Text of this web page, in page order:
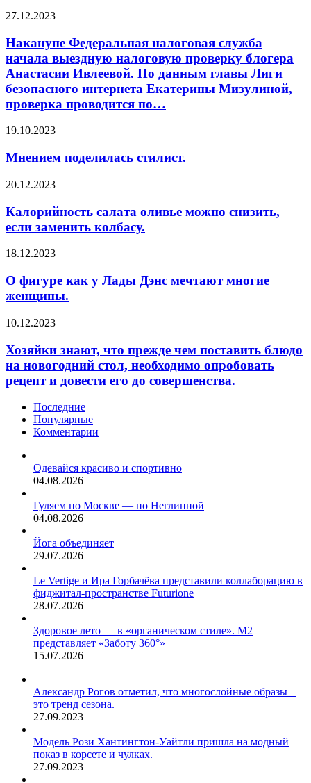
Накануне
налоговая
служба
начала
выездную
налоговую
проверку
блогера
Анастасии
По
данным
Лиги
интернета
Екатерины
проверка
по…
27.12.2023
Накануне Федеральная налоговая служба
начала выездную налоговую проверку блогера
Анастасии Ивлеевой. По данным главы Лиги
безопасного интернета Екатерины Мизулиной,
проверка проводится по…
Мнением
стилист.
19.10.2023
Мнением поделилась стилист.
Калорийность
оливье
можно
снизить,
заменить
20.12.2023
Калорийность салата оливье можно снизить,
если заменить колбасу.
О
как
у
Лады
мечтают
женщины.
18.12.2023
О фигуре как у Лады Дэнс мечтают многие
женщины.
Хозяйки
что
прежде
чем
поставить
новогодний
стол,
опробовать
рецепт
довести
совершенства.
10.12.2023
Хозяйки знают, что прежде чем поставить блюдо
на новогодний стол, необходимо опробовать
рецепт и довести его до совершенства.
Последние
Популярные
Комментарии
Одевайся красиво и спортивно
04.08.2026
Гуляем по Москве — по Неглинной
04.08.2026
Йога объединяет
29.07.2026
Le Vertige и Ира Горбачёва представили коллаборацию в
фиджитал-пространстве Futurione
28.07.2026
Здоровое лето — в «органическом стиле». М2
представляет «Заботу 360°»
15.07.2026
Александр Рогов отметил, что многослойные образы –
это тренд сезона.
27.09.2023
Модель Рози Хантингтон-Уайтли пришла на модный
показ в корсете и чулках.
27.09.2023